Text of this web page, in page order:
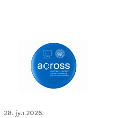
28. јул 2026.